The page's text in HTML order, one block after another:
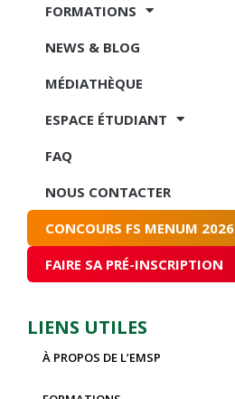
FORMATIONS
NEWS & BLOG
MÉDIATHÈQUE
ESPACE ÉTUDIANT
FAQ
NOUS CONTACTER
CONCOURS FS MENUM 2026
FAIRE SA PRÉ-INSCRIPTION
LIENS UTILES
À PROPOS DE L’EMSP